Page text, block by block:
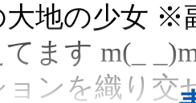
大地の少女 ※
ます m(_
ョンを織り交